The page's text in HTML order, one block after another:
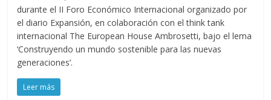
durante el II Foro Económico Internacional organizado por
el diario Expansión, en colaboración con el think tank
internacional The European House Ambrosetti, bajo el lema
‘Construyendo un mundo sostenible para las nuevas
generaciones’.
Leer más